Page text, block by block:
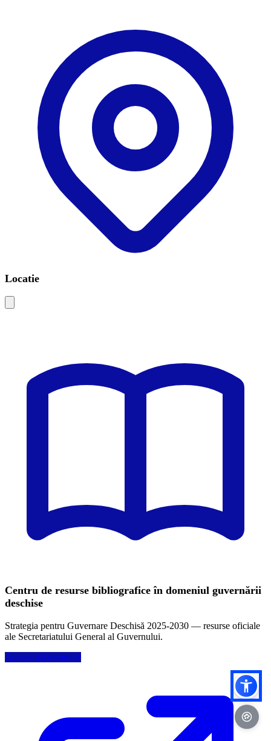
Locatie
Centru de resurse bibliografice în domeniul guvernării
deschise
Strategia pentru Guvernare Deschisă 2025-2030 — resurse oficiale
ale Secretariatului General al Guvernului.
Accesează resursele